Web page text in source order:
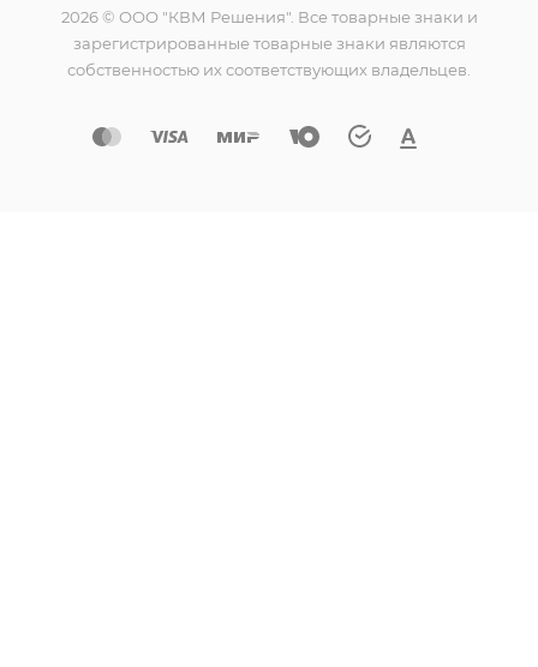
2026 © ООО "КВМ Решения". Все товарные знаки и
зарегистрированные товарные знаки являются
собственностью их соответствующих владельцев.